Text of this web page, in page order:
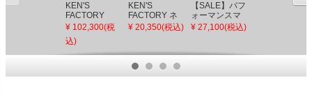
KEN'S
FACTORY
Next level エ
アークリーナ
ーキット マシ
ンカット M8ツ
¥ 102,300(税
込)
KEN'S
FACTORY ネ
オフュージョ
グ ブラックマ
シンカット
¥ 20,350(税込)
【SALE】パフ
ォーマンスマ
シン Elite フッ
¥ 27,100(税込)
2025以降 ツー
プ ケンズファ